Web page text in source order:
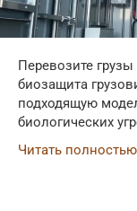
Перевозите
биозащита
подходящую
биологических
Читать полностью